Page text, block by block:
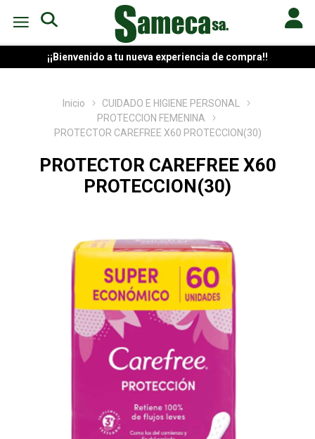
¡¡Bienvenido a tu nueva experiencia de compra!!
Inicio
CUIDADO E HIGIENE PERSONAL
PROTECCION FEMENINA
PROTECTOR CAREFREE X60 PROTECCION(30)
PROTECTOR CAREFREE X60
PROTECCION(30)